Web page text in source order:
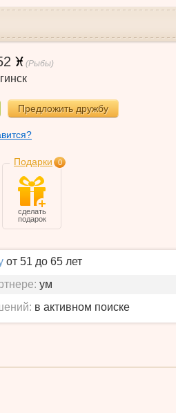
(Рыбы)
Предложить дружбу
Подарки 0
сделать
подарок
от 51 до 65 лет
ум
в активном поиске